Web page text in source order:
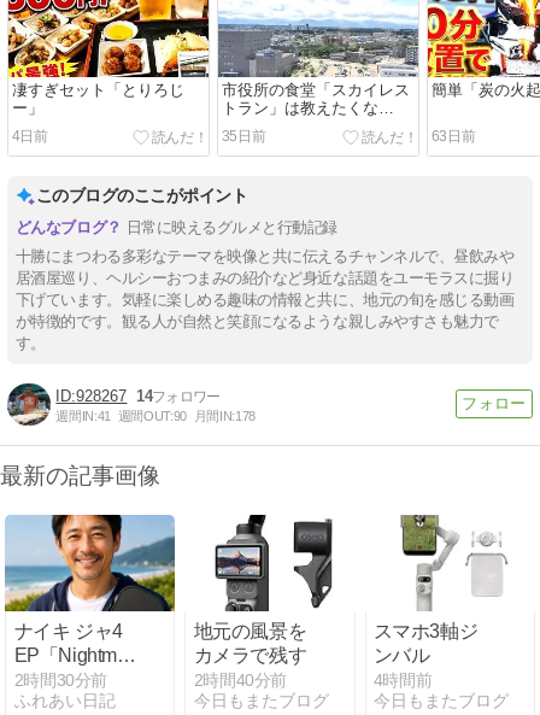
凄すぎセット「とりろじ
ー」
4日前
市役所の食堂「スカイレス
トラン」は教えたくな
い・・・
35日前
簡単「炭の火
63日前
このブログのここがポイント
日常に映えるグルメと行動記録
十勝にまつわる多彩なテーマを映像と共に伝えるチャンネルで、昼飲みや
居酒屋巡り、ヘルシーおつまみの紹介など身近な話題をユーモラスに掘り
下げています。気軽に楽しめる趣味の情報と共に、地元の旬を感じる動画
が特徴的です。観る人が自然と笑顔になるような親しみやすさも魅力で
す。
928267 14
週間IN:41 週間OUT:90 月間IN:178
最新の記事画像
ナイキ ジャ4
EP「Nightmare」
を見て思うこ
と｜昔バスケ
2時間30分前
ふれあい日記
地元の風景を
カメラで残す
2時間40分前
今日もまたブログ
スマホ3軸ジ
ンバル
4時間前
今日もまたブログ